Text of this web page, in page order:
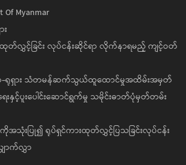
Of Myanmar
တ်လွှင့်ခြင်း လုပ်ငန်းဆိုင်ရာ လိုက်နာရမည့် ကျင့်ဝတ်
မာ-ရုရှား သံတမန်ဆက်သွယ်ထူထောင်မှုအထိမ်းအမှတ်
ေးနှင့်ပူးပေါင်းဆောင်ရွက်မှု သမိုင်းဓာတ်ပုံမှတ်တမ်း
းပြု၍ ရုပ်ရှင်ကားထုတ်လွှင့်ပြသခြင်းလုပ်ငန်း
ာက်လွှာ